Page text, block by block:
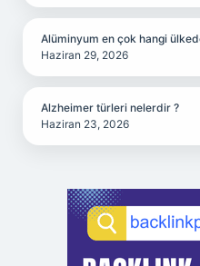
Alüminyum en çok hangi
Haziran 29, 2026
Alzheimer türleri nelerdir ?
Haziran 23, 2026